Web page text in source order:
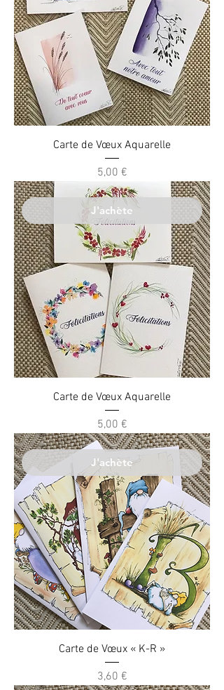
Carte de Vœux Aquarelle
Prix
5,00 €
J'achète
Carte de Vœux Aquarelle
Prix
5,00 €
J'achète
Carte de Vœux « K-R »
Prix
3,60 €